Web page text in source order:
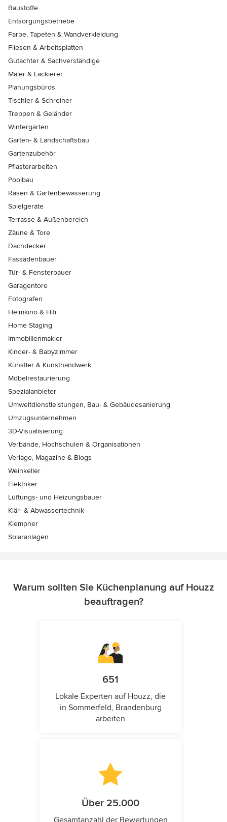
Baustoffe
Entsorgungsbetriebe
Farbe, Tapeten & Wandverkleidung
Fliesen & Arbeitsplatten
Gutachter & Sachverständige
Maler & Lackierer
Planungsbüros
Tischler & Schreiner
Treppen & Geländer
Wintergärten
Garten- & Landschaftsbau
Gartenzubehör
Pflasterarbeiten
Poolbau
Rasen & Gartenbewässerung
Spielgeräte
Terrasse & Außenbereich
Zäune & Tore
Dachdecker
Fassadenbauer
Tür- & Fensterbauer
Garagentore
Fotografen
Heimkino & Hifi
Home Staging
Immobilienmakler
Kinder- & Babyzimmer
Künstler & Kunsthandwerk
Möbelrestaurierung
Spezialanbieter
Umweltdienstleistungen, Bau- & Gebäudesanierung
Umzugsunternehmen
3D-Visualisierung
Verbände, Hochschulen & Organisationen
Verlage, Magazine & Blogs
Weinkeller
Elektriker
Lüftungs- und Heizungsbauer
Klär- & Abwassertechnik
Klempner
Solaranlagen
Warum sollten Sie Küchenplanung auf Houzz
beauftragen?
651
Lokale Experten auf Houzz, die
in Sommerfeld, Brandenburg
arbeiten
Über 25.000